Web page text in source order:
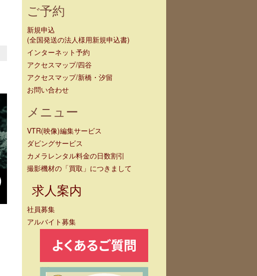
スタンド付き：
Manfrotto
1005BAC)
ご予約
新規申込
(全国発送の法人様用新規申込書)
インターネット予約
アクセスマップ/四谷
アクセスマップ/新橋・汐留
お問い合わせ
メニュー
VTR(映像)編集サービス
ダビングサービス
カメラレンタル料金の日数割引
撮影機材の「買取」につきまして
求人案内
社員募集
アルバイト募集